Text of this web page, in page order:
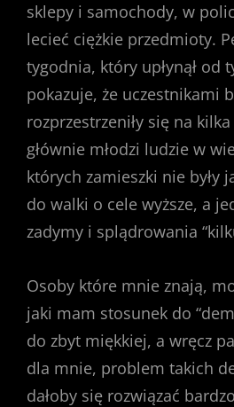
sklepy i samochody, w
lecieć ciężkie przedmioty.
tygodnia, który upłynął od
pokazuje, że uczestnikami
rozprzestrzeniły się na
głównie młodzi ludzie w
których zamieszki nie były
do walki o cele wyższe, a
zadymy i splądrowania
Osoby które mnie znają,
jaki mam stosunek do
do zbyt miękkiej, a wręcz
dla mnie, problem takich
dałoby się rozwiązać